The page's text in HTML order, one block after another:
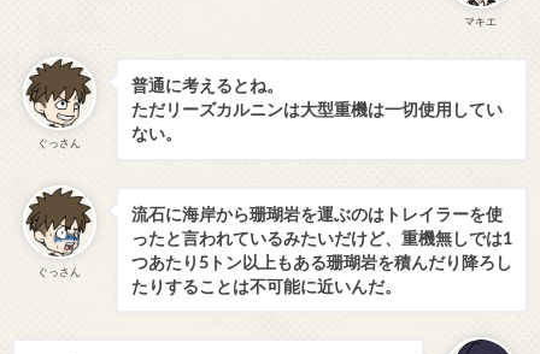
マキエ
ぐっさん
普通に考えるとね。
ただリーズカルニンは大型重機は一切使用してい
ない。
ぐっさん
流石に海岸から珊瑚岩を運ぶのはトレイラーを使
ったと言われているみたいだけど、重機無しでは1
つあたり5トン以上もある珊瑚岩を積んだり降ろし
たりすることは不可能に近いんだ。